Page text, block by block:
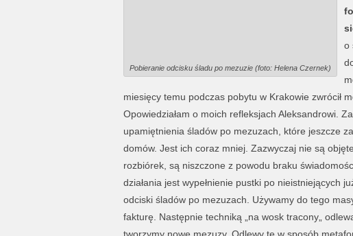
Pobieranie odcisku śladu po mezuzie (foto: Helena Czernek)
o
miesięcy temu podczas pobytu w Krakowie zwrócił
Opowiedziałam o moich refleksjach Aleksandrowi.
upamiętnienia śladów po mezuzach, które jeszcze
domów. Jest ich coraz mniej. Zazwyczaj nie są
rozbiórek, są niszczone z powodu braku
działania jest wypełnienie pustki po nieistniejących
odciski śladów po mezuzach. Używamy do tego
fakturę. Następnie techniką „na wosk tracony„